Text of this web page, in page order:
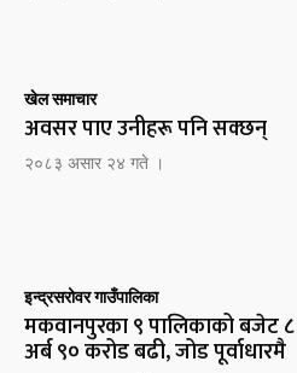
खेल समाचार
अवसर पाए उनीहरू पनि सक्छन्
२०८३ असार २४ गते ।
इन्द्रसरोवर गाउँपालिका
मकवानपुरका ९ पालिकाको बजेट ८
अर्ब ९० करोड बढी, जोड पूर्वाधारमै